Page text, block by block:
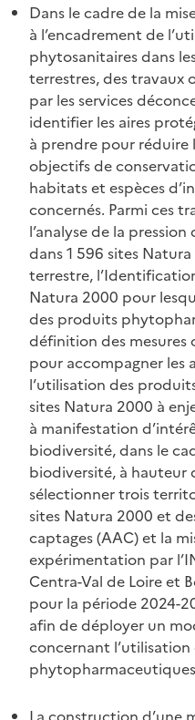
Dans le cadre de la
à l’encadrement de
phytosanitaires dans
terrestres, des travaux
par les services
identifier les aires
à prendre pour réduire
objectifs de
habitats et espèces
concernés. Parmi ces
l’analyse de la
dans 1 596 sites
terrestre,
Natura 2000 pour
des produits
définition des
pour accompagner les
l’utilisation des
sites Natura 2000 à
à manifestation
biodiversité, dans le
biodiversité, à
sélectionner trois
sites Natura 2000 et
captages (AAC) et la
expérimentation par
Centra-Val de Loire et
pour la période 2024-
afin de déployer un
concernant